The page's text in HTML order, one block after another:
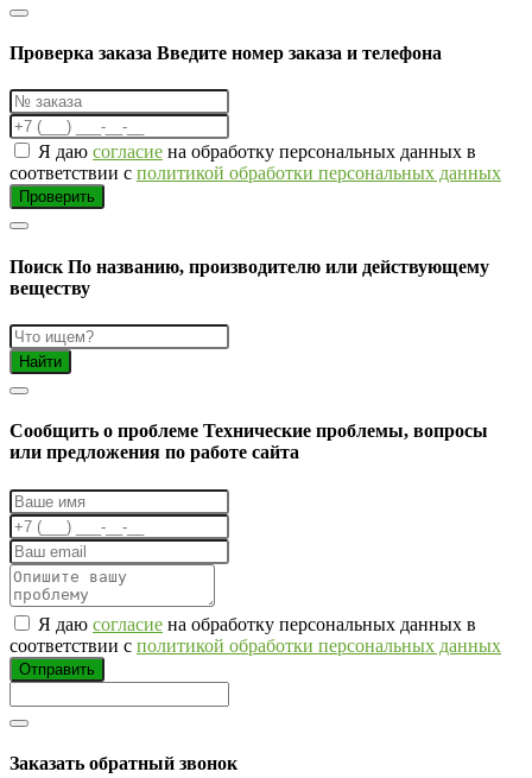
Проверка заказа Введите номер заказа и телефона
Я даю согласие на обработку персональных данных в
соответствии с политикой обработки персональных данных
Проверить
Поиск По названию, производителю или действующему
веществу
Найти
Cообщить о проблеме Технические проблемы, вопросы
или предложения по работе сайта
Я даю согласие на обработку персональных данных в
соответствии с политикой обработки персональных данных
Отправить
Заказать обратный звонок